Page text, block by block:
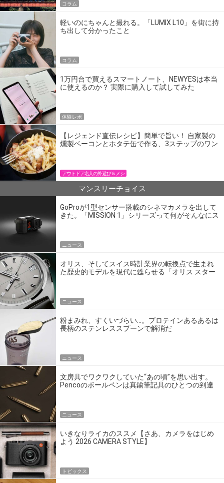
コラム
軽いのにちゃんと撮れる。「LUMIX L10」を街に持
ち出して分かったこと
コラム
1万円台で買えるスマートノート、NEWYESは本当
に使えるのか？ 実際に購入して試してみた
体験レポ
【レジェンド直伝レシピ】簡単で旨い！ 自家製の
燻製ベーコンとホタテ缶で作る、3ステップのワン
アウトドア名人の外遊び＆メシ
マンスリーチョイス
GoProが1型センサー搭載のシネマカメラを出して
きた。「MISSION 1」シリーズって何がそんなにス
ニュース
オリス、そしてスイス時計業界の転換点で生まれ
た歴史的モデルを現代に甦らせる「オリス スター
ニュース
粉まみれ、すくいづらい…。プロテインあるあるは
長柄のステンレススプーンで解消だ
ニュース
文房具でワクワクしていた“あの頃”を思い出す。
Pencoのボールペンは真鍮筆記具のひとつの到達
ニュース
いきなりライカのススメ【さあ、カメラをはじめ
よう 2026 CAMERA STYLE】
トピックス